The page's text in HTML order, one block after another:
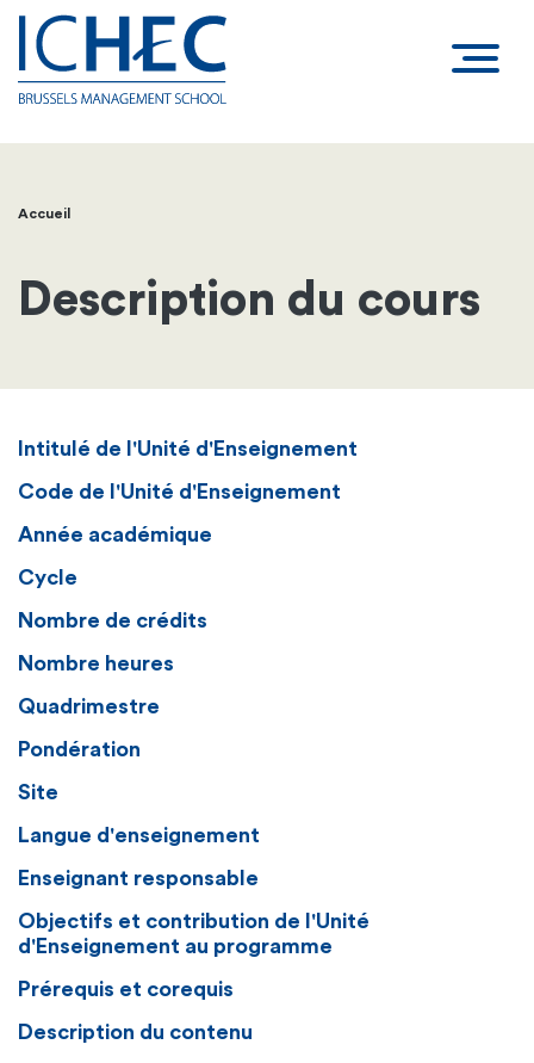
Fil
d'Ariane
Accueil
Description du cours
Intitulé de l'Unité d'Enseignement
Code de l'Unité d'Enseignement
Année académique
Cycle
Nombre de crédits
Nombre heures
Quadrimestre
Pondération
Site
Langue d'enseignement
Enseignant responsable
Objectifs et contribution de l'Unité
d'Enseignement au programme
Prérequis et corequis
Description du contenu